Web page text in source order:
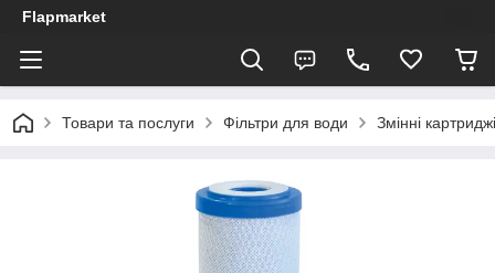
Flapmarket
Товари та послуги Фільтри для води Змінні